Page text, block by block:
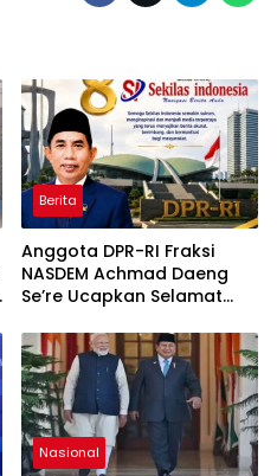
Berita
Anggota DPR-RI Fraksi
NASDEM Achmad Daeng
Se’re Ucapkan Selamat
Sekilas Indonesia, Apresiasi
Peran Pers dalam
Membangun Bangsa
Nasional